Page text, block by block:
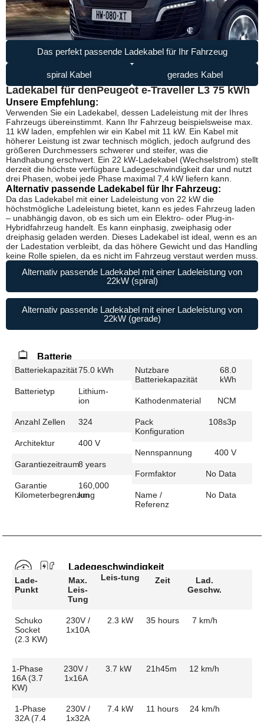
Das perfekt passende Ladekabel für Ihr Fahrzeug
spiral Kabel gerades Kabel
Ladekabel für denPeugeot e-Traveller L3 75 kWh
Unsere Empfehlung:
Verwenden Sie ein Ladekabel, dessen Ladeleistung mit der Ihres
Fahrzeugs übereinstimmt. Kann Ihr Fahrzeug beispielsweise max.
11 kW laden, empfehlen wir ein Kabel mit 11 kW. Ein Kabel mit
höherer Leistung ist zwar technisch möglich, jedoch aufgrund des
größeren Durchmessers schwerer und steifer, was die
Handhabung erschwert. Ein 22 kW-Ladekabel (Wechselstrom) stellt
derzeit die höchste verfügbare Ladegeschwindigkeit dar und nutzt
drei Phasen, wobei jede Phase maximal 7,4 kW liefern kann.
Alternativ passende Ladekabel für Ihr Fahrzeug:
Da das Ladekabel mit einer Ladeleistung von 22 kW die
höchstmögliche Ladeleistung bietet, kann es jedes Fahrzeug laden
– unabhängig davon, ob es sich um ein Elektro- oder Plug-in-
Hybridfahrzeug handelt. Es kann einphasig, zweiphasig oder
dreiphasig geladen werden. Dieses Ladekabel ist ideal, wenn es an
der Ladestation verbleibt, da das höhere Gewicht und das Handling
keine Rolle spielen, da es nicht im Fahrzeug verstaut werden muss.
Alternativ passende Ladekabel mit einer Ladeleistung von
22kW (spiral)
Alternativ passende Ladekabel mit einer Ladeleistung von
22kW (gerade)
Batterie
Batteriekapazität75.0 kWh
Batterietyp
Lithium-
ion
Anzahl Zellen 324
Architektur 400 V
Garantiezeitraum8 years
Garantie
Kilometerbegrenzung
160,000
km
Nutzbare
Batteriekapazität
68.0
kWh
Kathodenmaterial NCM
Pack
Konfiguration
108s3p
Nennspannung 400 V
Formfaktor No Data
Name /
Referenz
No Data
Ladegeschwindigkeit
Lade-
Punkt
Max.
Leis-
Tung
Leis-tung Zeit
Lad.
Geschw.
Schuko
Socket
(2.3 KW)
230V /
1x10A
2.3 kW 35 hours 7 km/h
1-Phase
16A (3.7
KW)
230V /
1x16A
3.7 kW 21h45m 12 km/h
1-Phase
32A (7.4
230V /
1x32A
7.4 kW 11 hours 24 km/h